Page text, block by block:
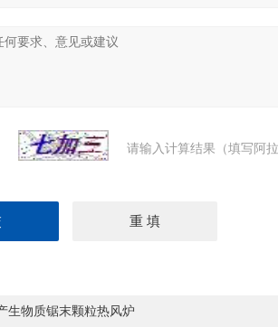
请输入计算结果（填写阿
生物质锯末颗粒热风炉